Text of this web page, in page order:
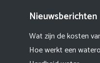
Nieuwsberichten
Wat zijn de kosten
Hoe werkt een